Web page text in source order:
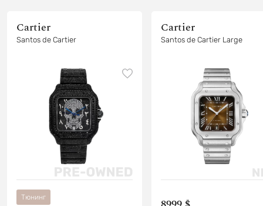
Cartier
Santos de Cartier
Тюнинг
Cartier
Santos de Cartier Large